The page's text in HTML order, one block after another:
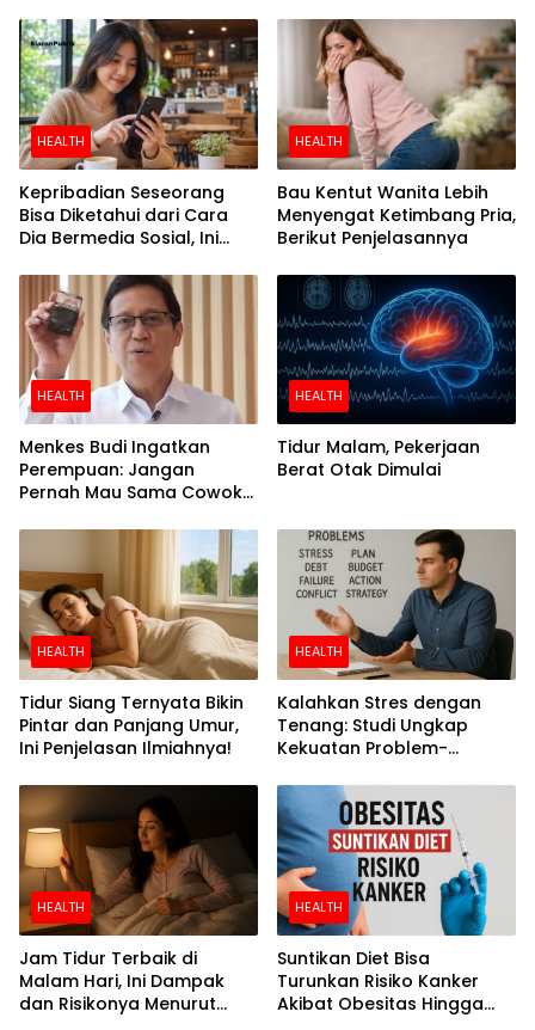
HEALTH
Kepribadian Seseorang
Bisa Diketahui dari Cara
Dia Bermedia Sosial, Ini
HEALTH
Bau Kentut Wanita Lebih
Menyengat Ketimbang Pria,
Berikut Penjelasannya
HEALTH
Menkes Budi Ingatkan
Perempuan: Jangan
Pernah Mau Sama Cowok
HEALTH
Tidur Malam, Pekerjaan
Berat Otak Dimulai
HEALTH
Tidur Siang Ternyata Bikin
Pintar dan Panjang Umur,
Ini Penjelasan Ilmiahnya!
HEALTH
Kalahkan Stres dengan
Tenang: Studi Ungkap
Kekuatan Problem-
HEALTH
Jam Tidur Terbaik di
Malam Hari, Ini Dampak
dan Risikonya Menurut
HEALTH
Suntikan Diet Bisa
Turunkan Risiko Kanker
Akibat Obesitas Hingga